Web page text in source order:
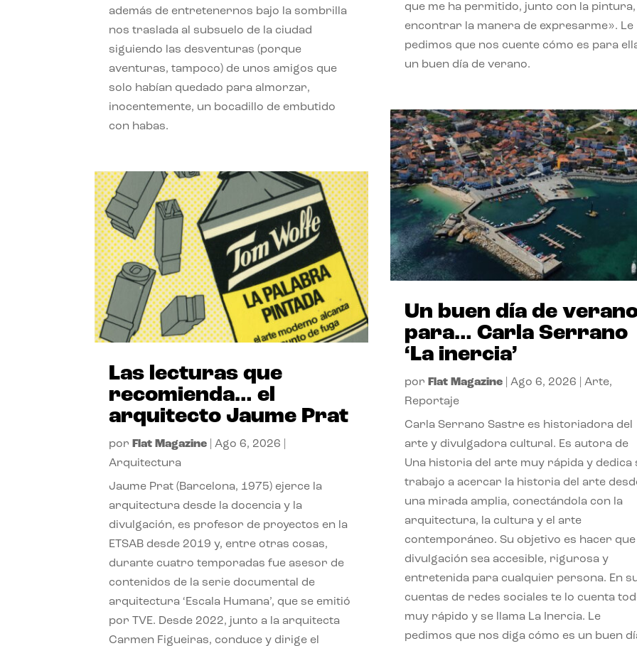
además de entretenernos bajo la sombrilla
nos traslada al subsuelo de la ciudad
siguiendo las desventuras (porque
aventuras, tampoco) de unos amigos que
solo habían quedado para almorzar,
inocentemente, un bocadillo de embutido
con habas.
Las lecturas que
recomienda… el
arquitecto Jaume Prat
por Flat Magazine |Ago 6, 2026
Arquitectura
Jaume Prat (Barcelona, 1975) ejerce la
arquitectura desde la docencia y la
divulgación, es profesor de proyectos en la
ETSAB desde 2019 y, entre otras cosas,
durante cuatro temporadas fue asesor de
contenidos de la serie documental de
arquitectura ‘Escala Humana’, que se emitió
por TVE. Desde 2022, junto a la arquitecta
Carmen Figueiras, conduce y dirige el
que me ha permitido, junto con la pintura,
encontrar la manera de expresarme». Le
pedimos que nos cuente cómo es para
un buen día de verano.
Un buen día de
para… Carla Serrano
‘La inercia’
por Flat Magazine| Ago 6, 2026 Arte,
Reportaje
Carla Serrano Sastre es historiadora del
arte y divulgadora cultural. Es autora de
Una historia del arte muy rápida y dedica
trabajo a acercar la historia del arte
una mirada amplia, conectándola con la
arquitectura, la cultura y el arte
contemporáneo. Su objetivo es hacer que
divulgación sea accesible, rigurosa y
entretenida para cualquier persona. En
cuentas de redes sociales te lo cuenta
muy rápido y se llama La Inercia. Le
pedimos que nos diga cómo es un buen